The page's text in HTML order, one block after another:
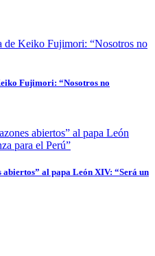
Fujimori: “Nosotros no
al papa León XIV: “Será un